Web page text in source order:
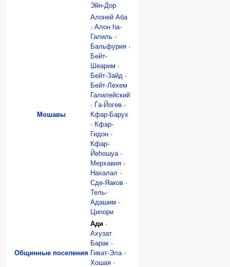
Эйн-Дор
Мошавы
Алоней Аба
·Алон hа-
Галиль ·
Бальфурия ·
Бейт-
Шеарим ·
Бейт-Зайд ·
Бейт-Лехем
Галилейский
· Ѓа-Йогев ·
Кфар-Барух
· Кфар-
Гидон ·
Кфар-
Йеhошуа ·
Мерхавия ·
Нахалал ·
Сде-Яаков ·
Тель-
Адашим ·
Ципори
Общинные поселения
Ади ·
Ахузат
Барак ·
Гиват-Эла ·
Хошая ·